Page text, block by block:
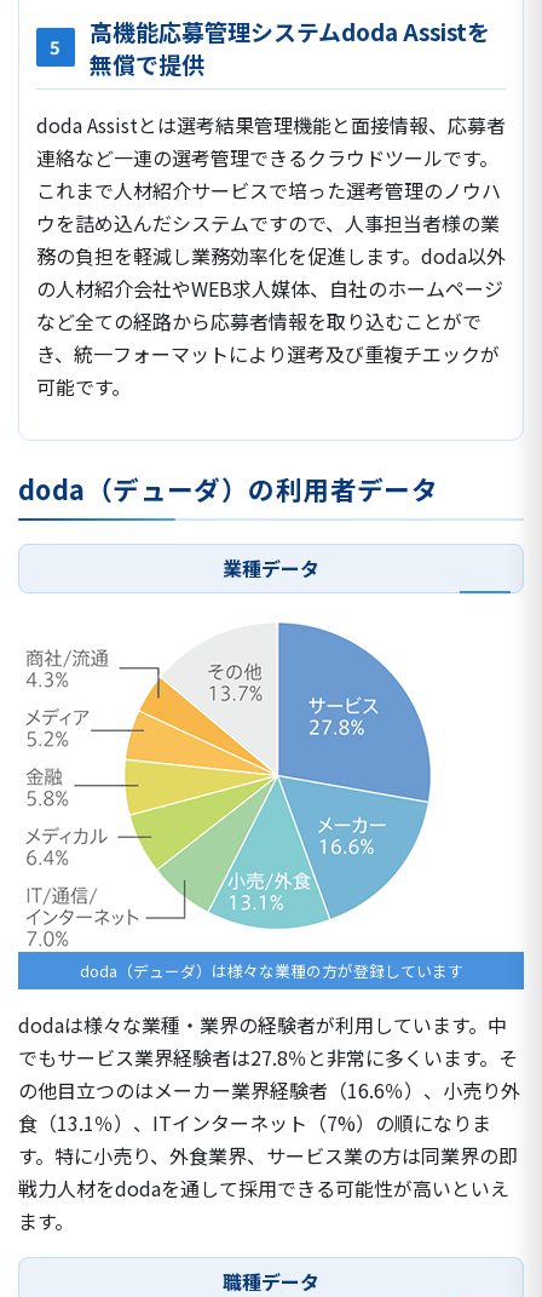
5
高機能応募管理システムdoda Assistを
無償で提供
doda Assistとは選考結果管理機能と面接情報、応募者
連絡など一連の選考管理できるクラウドツールです。
これまで人材紹介サービスで培った選考管理のノウハ
ウを詰め込んだシステムですので、人事担当者様の業
務の負担を軽減し業務効率化を促進します。doda以外
の人材紹介会社やWEB求人媒体、自社のホームページ
など全ての経路から応募者情報を取り込むことがで
き、統一フォーマットにより選考及び重複チエックが
可能です。
doda（デューダ）の利用者データ
業種データ
doda（デューダ）は様々な業種の方が登録しています
dodaは様々な業種・業界の経験者が利用しています。中
でもサービス業界経験者は27.8％と非常に多くいます。そ
の他目立つのはメーカー業界経験者（16.6％）、小売り外
食（13.1％）、ITインターネット（7%）の順になりま
す。特に小売り、外食業界、サービス業の方は同業界の即
戦力人材をdodaを通して採用できる可能性が高いといえ
ます。
職種データ